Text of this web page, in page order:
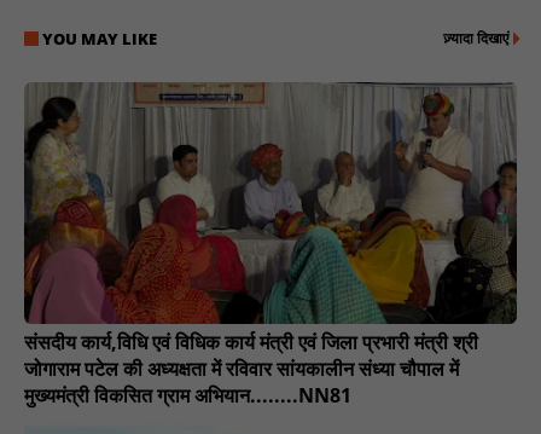
YOU MAY LIKE ज़्यादा दिखाएं
संसदीय कार्य,विधि एवं विधिक कार्य मंत्री एवं जिला प्रभारी मंत्री श्री
जोगाराम पटेल की अध्यक्षता में रविवार सांयकालीन संध्या चौपाल में
मुख्यमंत्री विकसित ग्राम अभियान........NN81